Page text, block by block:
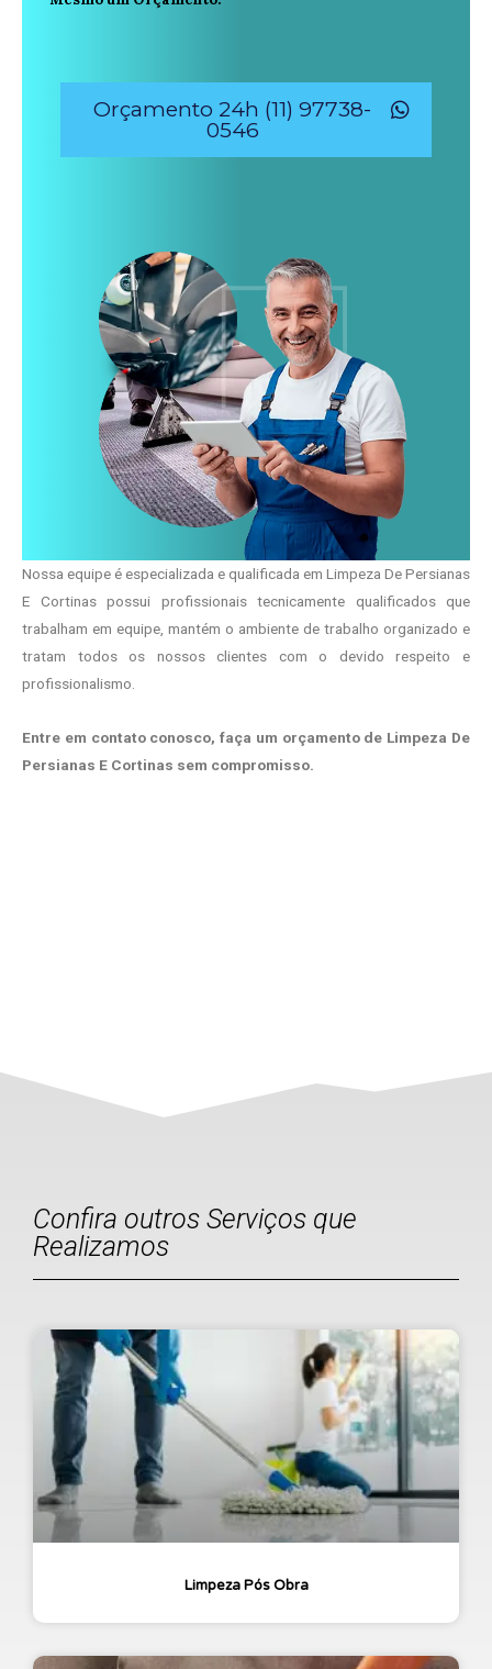
Orçamento 24h (11) 97738-
0546
Nossa equipe é especializada e qualificada em Limpeza De Persianas
E Cortinas possui profissionais tecnicamente qualificados que
trabalham em equipe, mantém o ambiente de trabalho organizado e
tratam todos os nossos clientes com o devido respeito e
profissionalismo.
Entre em contato conosco, faça um orçamento de Limpeza De
Persianas E Cortinas sem compromisso.
Confira outros Serviços que
Realizamos
Limpeza Pós Obra